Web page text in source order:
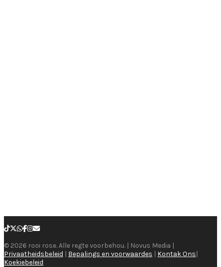
© 2026 rooi rose. Alle regte voorbehou. | Novus Media |
Privaatheidsbeleid | Bepalings en voorwaardes | Kontak Ons|
Koekiebeleid